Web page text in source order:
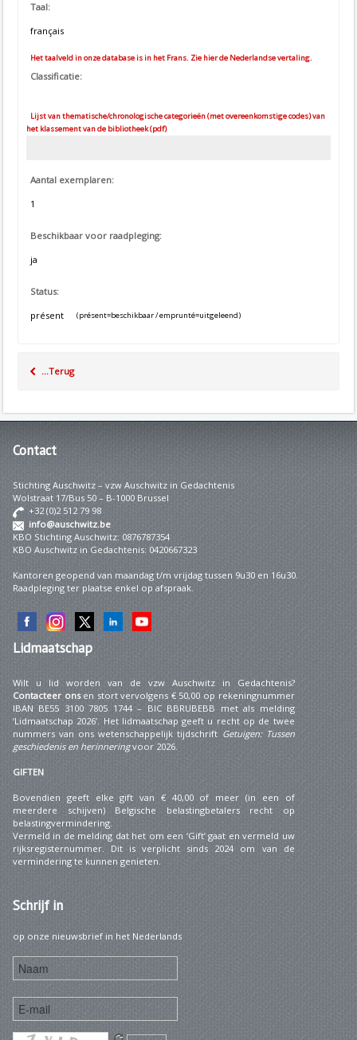
Taal:
français
Het taalveld in onze database is in het Frans. Zie hier de Nederlandse vertaling.
Classificatie:
Lijst van thematische/chronologische categorieën (met overeenkomstige codes) van
het klassement van de bibliotheek (pdf)
Aantal exemplaren:
1
Beschikbaar voor raadpleging:
ja
Status:
présent
(présent=beschikbaar / emprunté=uitgeleend)
...Terug
Contact
Stichting Auschwitz – vzw Auschwitz in Gedachtenis
Wolstraat 17/Bus 50 – B-1000 Brussel
+32 (0)2 512 79 98
info@auschwitz.be
KBO Stichting Auschwitz: 0876787354
KBO Auschwitz in Gedachtenis: 0420667323
Kantoren geopend van maandag t/m vrijdag tussen 9u30 en 16u30.
Raadpleging ter plaatse enkel op afspraak.
Lidmaatschap
Wilt u lid worden van de vzw Auschwitz in Gedachtenis?
Contacteer onsen stort vervolgens € 50,00 op rekeningnummer
IBAN BE55 3100 7805 1744 – BIC BBRUBEBB met als melding
‘Lidmaatschap 2026’. Het lidmaatschap geeft u recht op de twee
nummers van ons wetenschappelijk tijdschrift Getuigen: Tussen
geschiedenis en herinneringvoor 2026.
GIFTEN
Bovendien geeft elke gift van € 40,00 of meer (in een of
meerdere schijven) Belgische belastingbetalers recht op
belastingvermindering.
Vermeld in de melding dat het om een ‘Gift’ gaat en vermeld uw
rijksregisternummer. Dit is verplicht sinds 2024 om van de
vermindering te kunnen genieten.
Schrijfin
op onze nieuwsbrief in het Nederlands